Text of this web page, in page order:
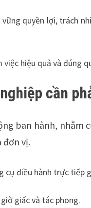
quyền lợi, trách
hiệu quả và đúng
cần
ban hành, nhằm
đơn vị.
cụ điều hành trực tiếp
giấc và tác phong.